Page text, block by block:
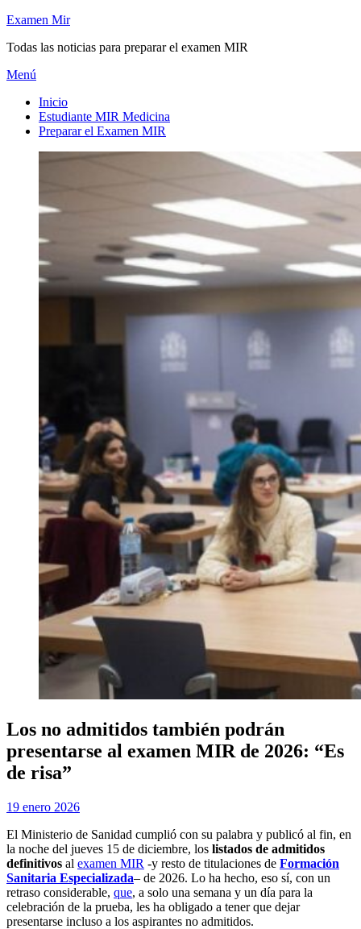
Saltar
contenido
Examen Mir
Todas las noticias para preparar el examen MIR
Menú
Inicio
Estudiante MIR Medicina
Preparar el Examen MIR
Los no admitidos también podrán
presentarse al examen MIR de 2026: “Es
de risa”
porExamen MIR
Publicada
19 enero 2026
El Ministerio de Sanidad cumplió con su palabra y publicó al fin, en
la noche del jueves 15 de diciembre, los listados de admitidos
definitivos al examen MIR -y resto de titulaciones de Formación
Sanitaria Especializada– de 2026. Lo ha hecho, eso sí, con un
retraso considerable, que, a solo una semana y un día para la
celebración de la prueba, les ha obligado a tener que dejar
presentarse incluso a los aspirantes no admitidos.